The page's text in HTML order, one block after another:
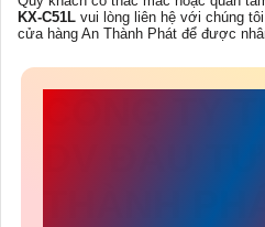
KX-C51L vui lòng liên hệ với chúng
cửa hàng An Thành Phát để được